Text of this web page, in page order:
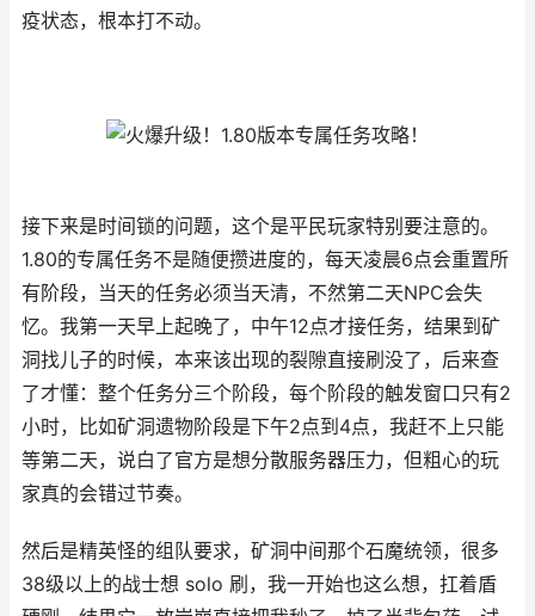
疫状态，根本打不动。
接下来是时间锁的问题，这个是平民玩家特别要注意的。
1.80的专属任务不是随便攒进度的，每天凌晨6点会重置所
有阶段，当天的任务必须当天清，不然第二天NPC会失
忆。我第一天早上起晚了，中午12点才接任务，结果到矿
洞找儿子的时候，本来该出现的裂隙直接刷没了，后来查
了才懂：整个任务分三个阶段，每个阶段的触发窗口只有2
小时，比如矿洞遗物阶段是下午2点到4点，我赶不上只能
等第二天，说白了官方是想分散服务器压力，但粗心的玩
家真的会错过节奏。
然后是精英怪的组队要求，矿洞中间那个石魔统领，很多
38级以上的战士想 solo 刷，我一开始也这么想，扛着盾